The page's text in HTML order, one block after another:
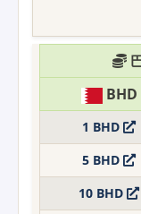
BHD
1 BHD
5 BHD
10 BHD